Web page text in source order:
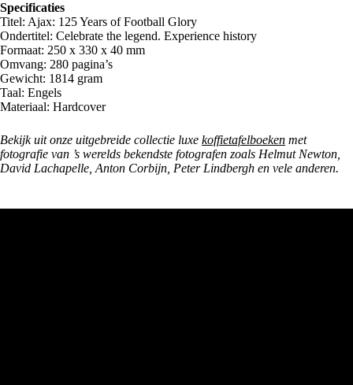
Specificaties
Titel: Ajax: 125 Years of Football Glory
Ondertitel: Celebrate the legend. Experience history
Formaat: 250 x 330 x 40 mm
Omvang: 280 pagina’s
Gewicht: 1814 gram
Taal: Engels
Materiaal: Hardcover
Bekijk uit onze uitgebreide collectie luxe koffietafelboeken met
fotografie van ’s werelds bekendste fotografen zoals Helmut Newton,
David Lachapelle, Anton Corbijn, Peter Lindbergh en vele anderen.